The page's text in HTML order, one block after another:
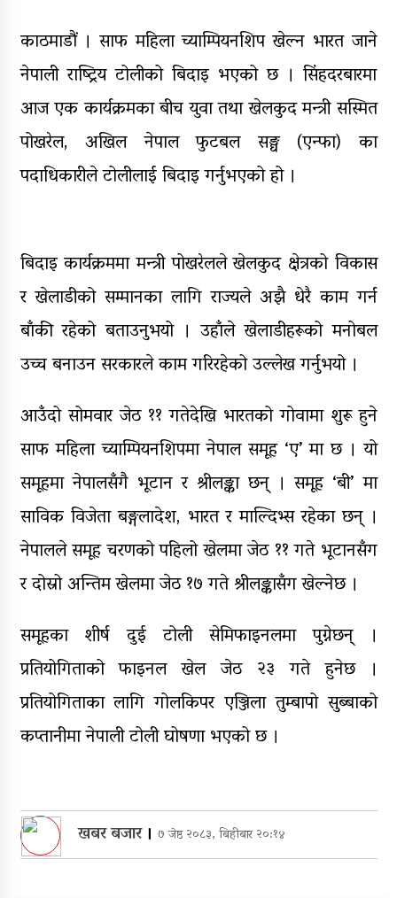
मृत्यु, दुई घाइते
घरमाथिबाट पहिरो खसेपछि १३ घरधुरी
स्थानान्तरण
पाँच लाख घुससहित कर अधिकृत
रंगेहात पक्राऊ
काठमाडौं । साफ महिला च्याम्पियनशिप खेल्न भारत जाने
नेपाली राष्ट्रिय टोलीको बिदाइ भएको छ । सिंहदरबारमा
आज एक कार्यक्रमका बीच युवा तथा खेलकुद मन्त्री सस्मित
पोखरेल, अखिल नेपाल फुटबल सङ्घ (एन्फा) का
पदाधिकारीले टोलीलाई बिदाइ गर्नुभएको हो ।
बिदाइ कार्यक्रममा मन्त्री पोखरेलले खेलकुद क्षेत्रको विकास
र खेलाडीको सम्मानका लागि राज्यले अझै धेरै काम गर्न
बाँकी रहेको बताउनुभयो । उहाँले खेलाडीहरूको मनोबल
उच्च बनाउन सरकारले काम गरिरहेको उल्लेख गर्नुभयो ।
आउँदो सोमवार जेठ ११ गतेदेखि भारतको गोवामा शुरू हुने
साफ महिला च्याम्पियनशिपमा नेपाल समूह ‘ए’ मा छ । यो
समूहमा नेपालसँगै भूटान र श्रीलङ्का छन् । समूह ‘बी’ मा
साविक विजेता बङ्गलादेश, भारत र माल्दिभ्स रहेका छन् ।
नेपालले समूह चरणको पहिलो खेलमा जेठ ११ गते भूटानसँग
र दोस्रो अन्तिम खेलमा जेठ १७ गते श्रीलङ्कासँग खेल्नेछ ।
समूहका शीर्ष दुई टोली सेमिफाइनलमा पुग्नेछन् ।
प्रतियोगिताको फाइनल खेल जेठ २३ गते हुनेछ ।
प्रतियोगिताका लागि गोलकिपर एञ्जिला तुम्बापो सुब्बाको
कप्तानीमा नेपाली टोली घोषणा भएको छ ।
खबर बजार। ७ जेष्ठ २०८३, बिहीबार २०:१४